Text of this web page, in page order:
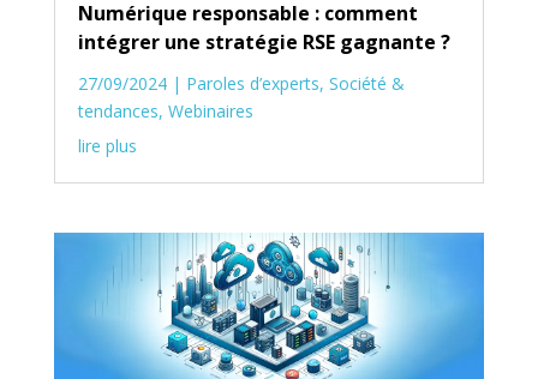
Numérique responsable : comment
intégrer une stratégie RSE gagnante ?
27/09/2024| Paroles d’experts, Société &
tendances, Webinaires
lire plus